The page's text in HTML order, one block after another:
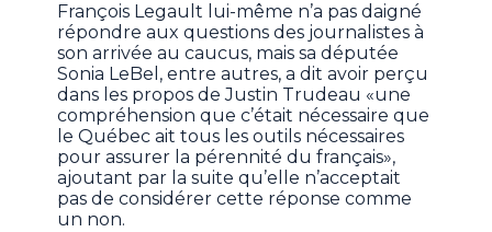
François Legault lui-même n’a pas daigné
répondre aux questions des journalistes à
son arrivée au caucus, mais sa députée
Sonia LeBel, entre autres, a dit avoir perçu
dans les propos de Justin Trudeau «une
compréhension que c’était nécessaire que
le Québec ait tous les outils nécessaires
pour assurer la pérennité du français»,
ajoutant par la suite qu’elle n’acceptait
pas de considérer cette réponse comme
un non.